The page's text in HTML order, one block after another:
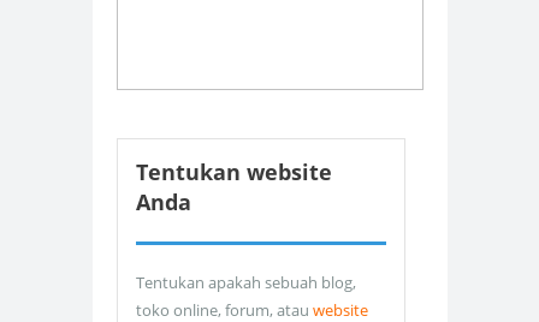
Tentukan website
Anda
Tentukan apakah sebuah blog,
toko online, forum, atau website